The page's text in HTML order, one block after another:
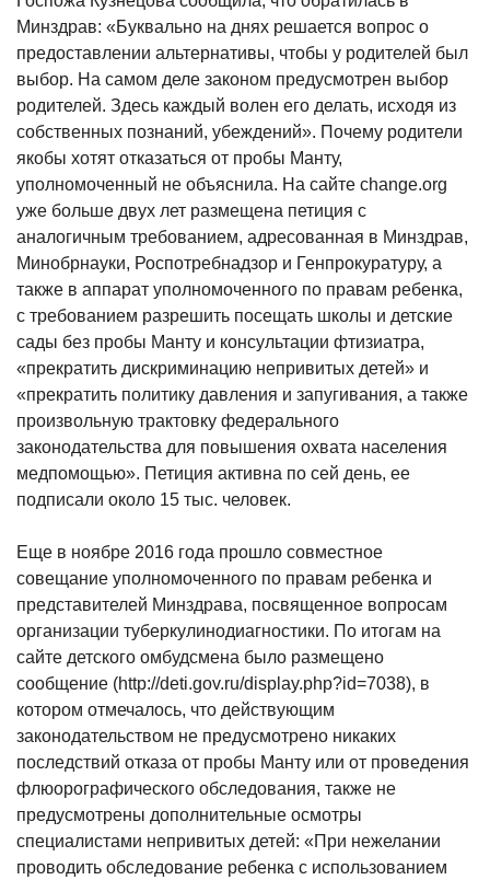
Минздрав: «Буквально на днях решается вопрос о
предоставлении альтернативы, чтобы у родителей был
выбор. На самом деле законом предусмотрен выбор
родителей. Здесь каждый волен его делать, исходя из
собственных познаний, убеждений». Почему родители
якобы хотят отказаться от пробы Манту,
уполномоченный не объяснила. На сайте change.org
уже больше двух лет размещена петиция с
аналогичным требованием, адресованная в Минздрав,
Минобрнауки, Роспотребнадзор и Генпрокуратуру, а
также в аппарат уполномоченного по правам ребенка,
с требованием разрешить посещать школы и детские
сады без пробы Манту и консультации фтизиатра,
«прекратить дискриминацию непривитых детей» и
«прекратить политику давления и запугивания, а также
произвольную трактовку федерального
законодательства для повышения охвата населения
медпомощью». Петиция активна по сей день, ее
подписали около 15 тыс. человек.
Еще в ноябре 2016 года прошло совместное
совещание уполномоченного по правам ребенка и
представителей Минздрава, посвященное вопросам
организации туберкулинодиагностики. По итогам на
сайте детского омбудсмена было размещено
сообщение (http://deti.gov.ru/display.php?id=7038), в
котором отмечалось, что действующим
законодательством не предусмотрено никаких
последствий отказа от пробы Манту или от проведения
флюорографического обследования, также не
предусмотрены дополнительные осмотры
специалистами непривитых детей: «При нежелании
проводить обследование ребенка с использованием